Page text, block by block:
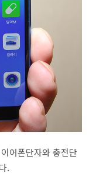
어폰단자와 충전단
.